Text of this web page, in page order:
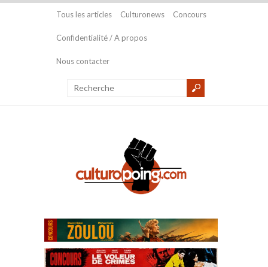
Tous les articles Culturonews Concours
Confidentialité / A propos
Nous contacter